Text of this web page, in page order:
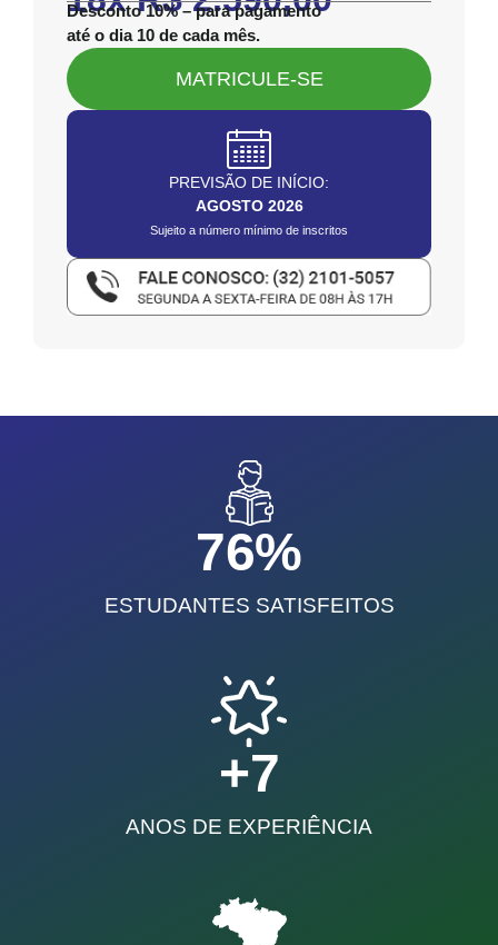
Desconto 10%– para pagamento
até o dia 10 de cada mês.
MATRICULE-SE
PREVISÃO DE INÍCIO:
AGOSTO 2026
Sujeito a número mínimo de inscritos
ESTUDANTES SATISFEITOS
95%
ANOS DE EXPERIÊNCIA
+11